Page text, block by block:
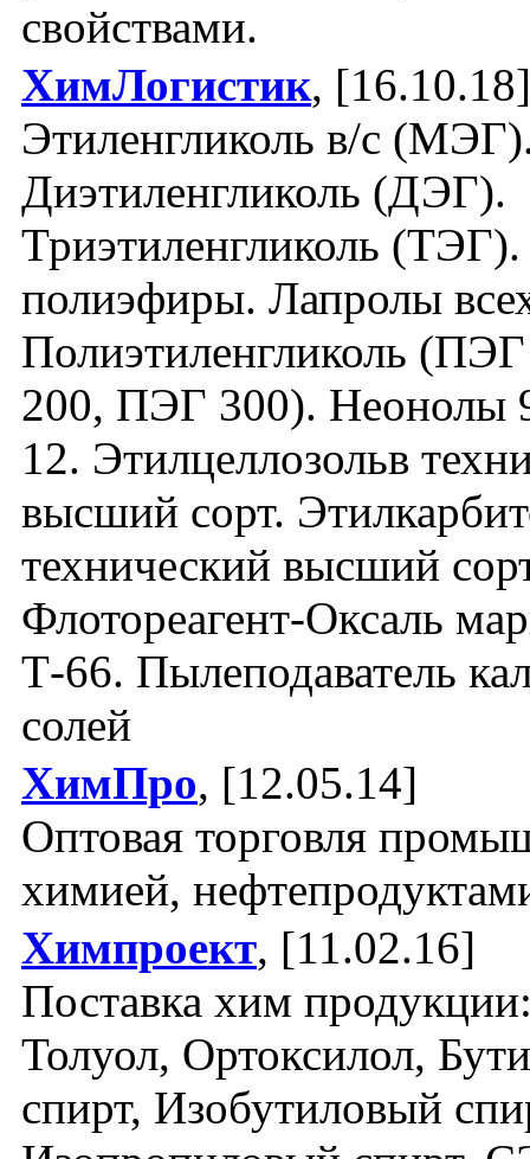
свойствами.
ХимЛогистик, [16.10.18]
Этиленгликоль в/с
Диэтиленгликоль (ДЭГ).
Триэтиленгликоль
полиэфиры. Лапролы
Полиэтиленгликоль
200, ПЭГ 300). Неонолы
12. Этилцеллозольв
высший сорт.
технический высший
Флотореагент-Оксаль
Т-66. Пылеподаватель
солей
ХимПро, [12.05.14]
Оптовая торговля
химией,
Химпроект, [11.02.16]
Поставка хим
Толуол, Ортоксилол,
спирт, Изобутиловый